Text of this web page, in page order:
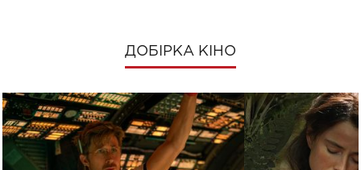
ДОБІРКА КІНО